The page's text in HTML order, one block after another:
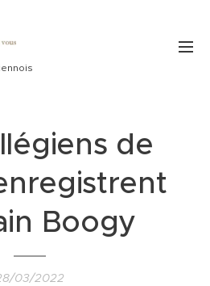
de
Boogy
03/2022